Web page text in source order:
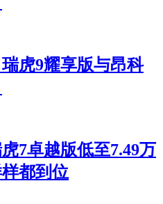
虎9耀享版与昂科
7卓越版低至7.49万
都到位